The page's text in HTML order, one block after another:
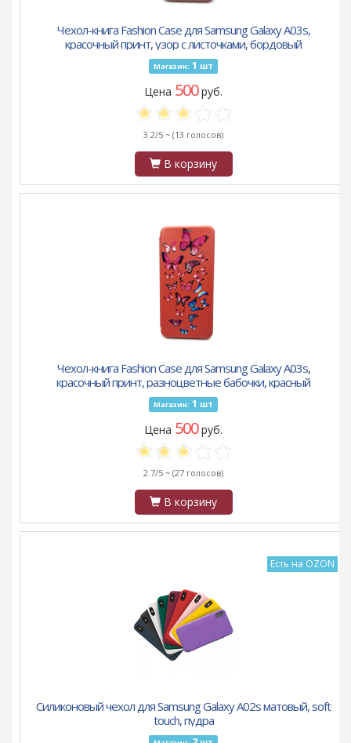
Чехол-книга Fashion Case для Samsung Galaxy A03s,
красочный принт, узор с листочками, бордовый
Магазин: 1 шт
Цена 500руб.
3.2/5 ~ (13 голосов)
В корзину
Чехол-книга Fashion Case для Samsung Galaxy A03s,
красочный принт, разноцветные бабочки, красный
Магазин: 1 шт
Цена 500руб.
2.7/5 ~ (27 голосов)
В корзину
Есть на OZON
Силиконовый чехол для Samsung Galaxy A02s матовый, soft
touch, пудра